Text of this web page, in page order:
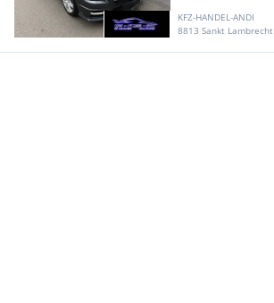
KFZ-HANDEL-ANDI
8813 Sankt Lambrecht